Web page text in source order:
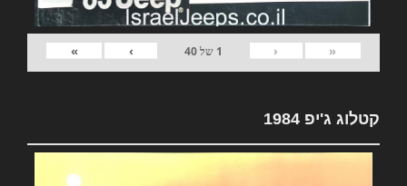
«
‹
1 של40
›
»
קטלוג ג'יפ 1984